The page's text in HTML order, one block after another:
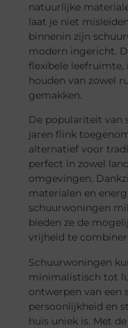
natuurlijke
laat je niet
binnenin zijn
modern ingericht.
flexibele leefruimte,
houden van zowel
gemakken.
De populariteit van
jaren flink
alternatief voor
perfect in zowel
omgevingen.
materialen en
schuurwoningen
bieden ze de
vrijheid te
Schuurwoningen
minimalistisch tot
ontwerpen van een
persoonlijkheid en
huis uniek is. Met